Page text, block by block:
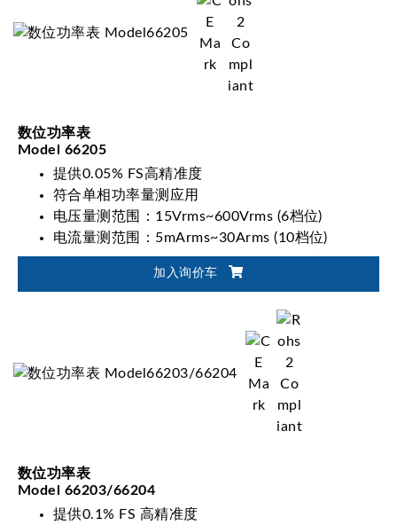
数位功率表
Model 66205
提供0.05% FS高精准度
符合单相功率量测应用
电压量测范围：15Vrms~600Vrms (6档位)
电流量测范围：5mArms~30Arms (10档位)
符合Energy Star、IEC62301/EN50564法规量测要
加入询价车
数位功率表
Model 66203/66204
提供0.1% FS 高精准度